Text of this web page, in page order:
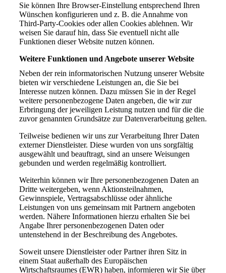
Sie können Ihre Browser-Einstellung entsprechend Ihren
Wünschen konfigurieren und z. B. die Annahme von
Third-Party-Cookies oder allen Cookies ablehnen. Wir
weisen Sie darauf hin, dass Sie eventuell nicht alle
Funktionen dieser Website nutzen können.
Weitere Funktionen und Angebote unserer Website
Neben der rein informatorischen Nutzung unserer Website
bieten wir verschiedene Leistungen an, die Sie bei
Interesse nutzen können. Dazu müssen Sie in der Regel
weitere personenbezogene Daten angeben, die wir zur
Erbringung der jeweiligen Leistung nutzen und für die die
zuvor genannten Grundsätze zur Datenverarbeitung gelten.
Teilweise bedienen wir uns zur Verarbeitung Ihrer Daten
externer Dienstleister. Diese wurden von uns sorgfältig
ausgewählt und beauftragt, sind an unsere Weisungen
gebunden und werden regelmäßig kontrolliert.
Weiterhin können wir Ihre personenbezogenen Daten an
Dritte weitergeben, wenn Aktionsteilnahmen,
Gewinnspiele, Vertragsabschlüsse oder ähnliche
Leistungen von uns gemeinsam mit Partnern angeboten
werden. Nähere Informationen hierzu erhalten Sie bei
Angabe Ihrer personenbezogenen Daten oder
untenstehend in der Beschreibung des Angebotes.
Soweit unsere Dienstleister oder Partner ihren Sitz in
einem Staat außerhalb des Europäischen
Wirtschaftsraumes (EWR) haben, informieren wir Sie über